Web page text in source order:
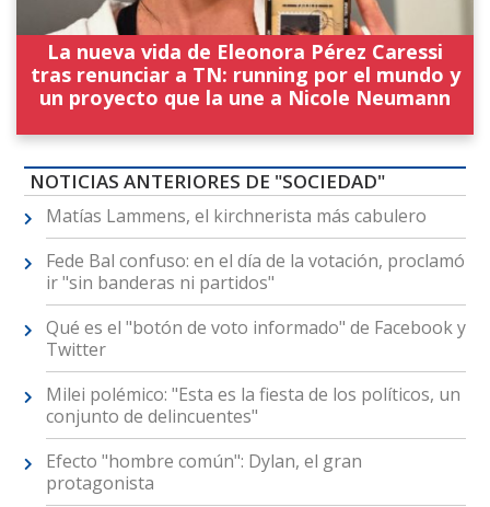
La nueva vida de Eleonora Pérez Caressi
tras renunciar a TN: running por el mundo y
un proyecto que la une a Nicole Neumann
NOTICIAS ANTERIORES DE "SOCIEDAD"
Matías Lammens, el kirchnerista más cabulero
Fede Bal confuso: en el día de la votación, proclamó
ir "sin banderas ni partidos"
Qué es el "botón de voto informado" de Facebook y
Twitter
Milei polémico: "Esta es la fiesta de los políticos, un
conjunto de delincuentes"
Efecto "hombre común": Dylan, el gran
protagonista